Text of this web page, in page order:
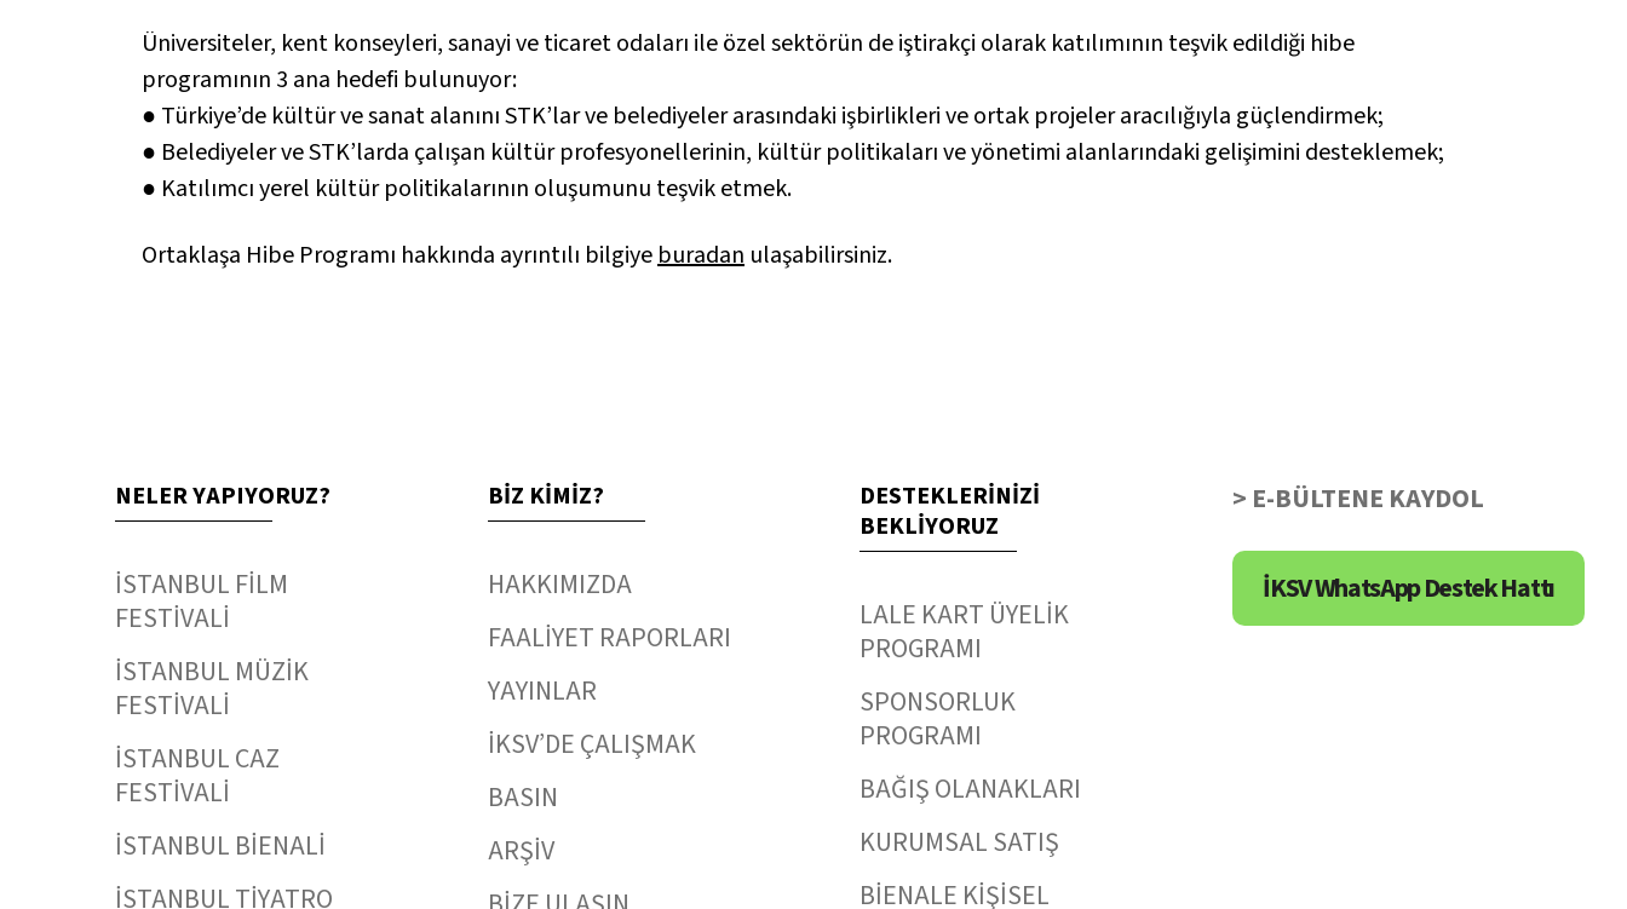
Üniversiteler, kent konseyleri, sanayi ve ticaret odaları ile özel sektörün de iştirakçi olarak katılımının teşvik edildiği hibe
programının 3 ana hedefi bulunuyor:
● Türkiye’de kültür ve sanat alanını STK’lar ve belediyeler arasındaki işbirlikleri ve ortak projeler aracılığıyla güçlendirmek;
● Belediyeler ve STK’larda çalışan kültür profesyonellerinin, kültür politikaları ve yönetimi alanlarındaki gelişimini desteklemek;
● Katılımcı yerel kültür politikalarının oluşumunu teşvik etmek.
Ortaklaşa Hibe Programı hakkında ayrıntılı bilgiyeburadan ulaşabilirsiniz.
NELER YAPIYORUZ?
İSTANBUL FİLM
FESTİVALİ
İSTANBUL MÜZİK
FESTİVALİ
İSTANBUL CAZ
FESTİVALİ
İSTANBUL BİENALİ
İSTANBUL TİYATRO
BİZ KİMİZ?
HAKKIMIZDA
FAALİYET RAPORLARI
YAYINLAR
İKSV’DE ÇALIŞMAK
BASIN
ARŞİV
DESTEKLERİNİZİ
BEKLİYORUZ
LALE KART ÜYELİK
PROGRAMI
SPONSORLUK
PROGRAMI
BAĞIŞ OLANAKLARI
KURUMSAL SATIŞ
BİENALE KİŞİSEL
> E-BÜLTENE KAYDOL
İKSV WhatsApp Destek Hattı